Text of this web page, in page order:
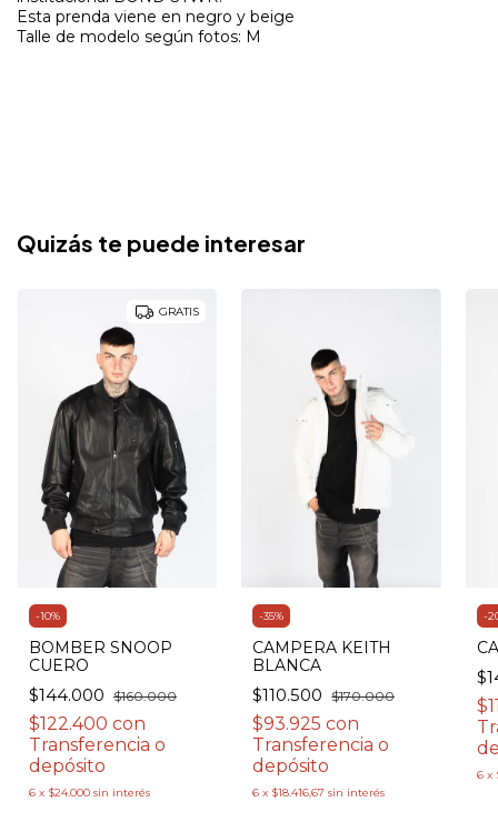
Esta prenda viene en negro y beige
Talle de modelo según fotos: M
Quizás te puede interesar
GRATIS
-10%
BOMBER SNOOP
CUERO
$144.000 $160.000
$122.400 con
Transferencia o
depósito
6 x $24.000 sin interés
-35%
CAMPERA KEITH
BLANCA
$110.500 $170.000
$93.925con
Transferencia o
depósito
6 x $18.416,67 sin interés
-
6 x